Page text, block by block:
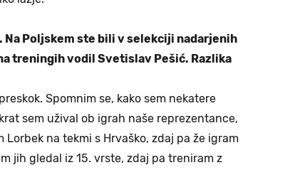
Na Poljskem ste bili v selekciji nadarjenih
treningih vodil Svetislav Pešić. Razlika
Spomnim se, kako sem nekatere
sem užival ob igrah naše reprezentance,
Lorbek na tekmi s Hrvaško, zdaj pa že igram
jih gledal iz 15. vrste, zdaj pa treniram z